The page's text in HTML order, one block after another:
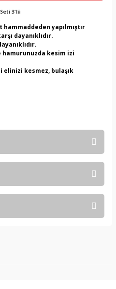
3'lü
yapılmıştır
dayanıklıdır.
hamurunuzda kesim izi
elinizi kesmez, bulaşık
ederiz.